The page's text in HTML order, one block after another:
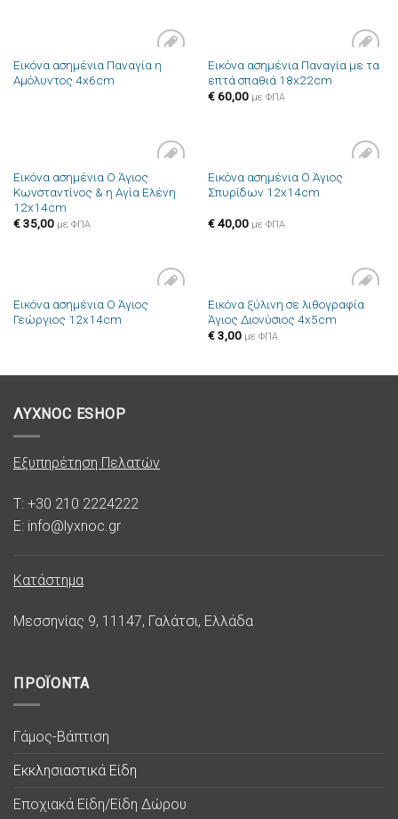
Πρόσθήκη
Εικόνα ασημένια Παναγία η
Αμόλυντος 4x6cm
Πρόσθήκη
στην λίστα
Εικόνα ασημένια Παναγία με τα
επτά σπαθιά 18x22cm
€60,00 με ΦΠΑ
Πρόσθήκη
στην λίστα
Εικόνα ασημένια Ο Άγιος
Κωνσταντίνος & η Αγία Ελένη
12x14cm
€35,00 με ΦΠΑ
Πρόσθήκη
Εικόνα ασημένια Ο Άγιος
Σπυρίδων 12x14cm
€40,00 με ΦΠΑ
Πρόσθήκη
Εικόνα ασημένια Ο Άγιος
Γεώργιος 12x14cm
Πρόσθήκη
στην λίστα
Εικόνα ξύλινη σε λιθογραφία
Άγιος Διονύσιος 4x5cm
€3,00 με ΦΠΑ
ΛΥΧΝΟC ESHOP
Εξυπηρέτηση Πελατών
T: +30 210 2224222
E: info@lyxnoc.gr
Κατάστημα
Μεσσηνίας 9, 11147, Γαλάτσι, Ελλάδα
ΠΡΟΪΟΝΤΑ
Γάμος-Βάπτιση
Εκκλησιαστικά Είδη
Εποχιακά Είδη/Είδη Δώρου